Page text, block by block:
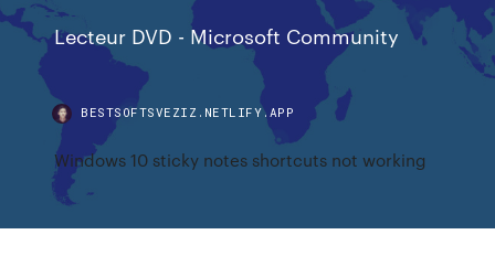
Lecteur DVD - Microsoft Community
BESTSOFTSVEZIZ.NETLIFY.APP
Windows 10 sticky notes shortcuts not working